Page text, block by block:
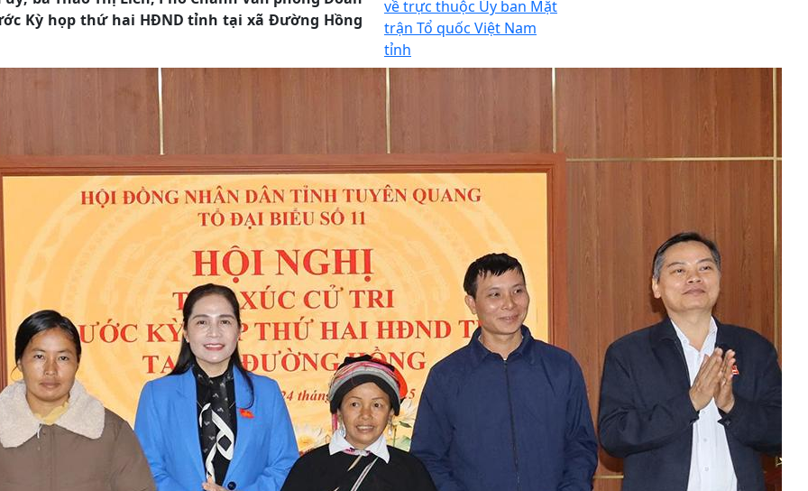
Kỳ họp thứ hai HĐND tỉnh tại xã Đường Hồng
về trực thuộc Ủy ban Mặt
trận Tổ quốc Việt Nam
tỉnh